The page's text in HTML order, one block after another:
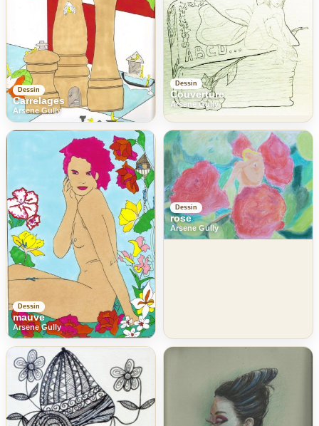
Dessin
Carrelages
Arsene Gully
Dessin
Couverture
Arsene Gully
Dessin
mauve
Arsene Gully
Dessin
rose
Arsene Gully